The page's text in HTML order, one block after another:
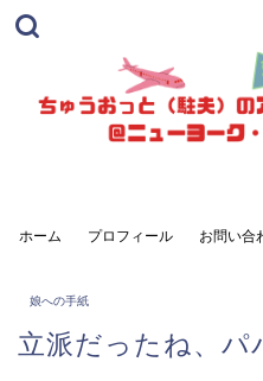
ホーム プロフィール お問い合
娘への手紙
立派だったね、パ